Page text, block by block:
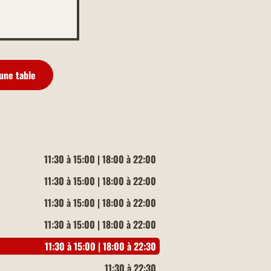
table
11:30 à 15:00 | 18:00 à 22:00
11:30 à 15:00 | 18:00 à 22:00
11:30 à 15:00 | 18:00 à 22:00
11:30 à 15:00 | 18:00 à 22:00
11:30 à 15:00 | 18:00 à 22:30
11:30 à 22:30